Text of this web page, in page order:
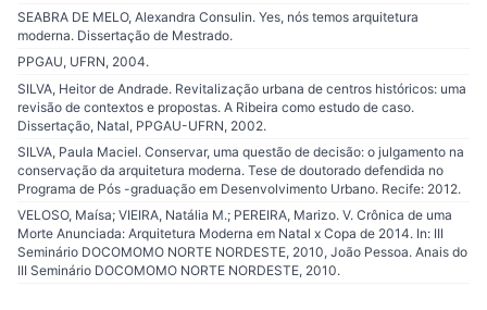
SEABRA DE MELO, Alexandra Consulin. Yes, nós temos arquitetura
moderna. Dissertação de Mestrado.
PPGAU, UFRN, 2004.
SILVA, Heitor de Andrade. Revitalização urbana de centros históricos: uma
revisão de contextos e propostas. A Ribeira como estudo de caso.
Dissertação, Natal, PPGAU-UFRN, 2002.
SILVA, Paula Maciel. Conservar, uma questão de decisão: o julgamento na
conservação da arquitetura moderna. Tese de doutorado defendida no
Programa de Pós -graduação em Desenvolvimento Urbano. Recife: 2012.
VELOSO, Maísa; VIEIRA, Natália M.; PEREIRA, Marizo. V. Crônica de uma
Morte Anunciada: Arquitetura Moderna em Natal x Copa de 2014. In: III
Seminário DOCOMOMO NORTE NORDESTE, 2010, João Pessoa. Anais do
III Seminário DOCOMOMO NORTE NORDESTE, 2010.